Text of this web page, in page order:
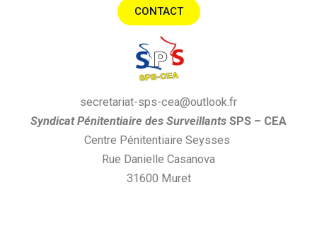
b
o
o
k
a
a
m
CONTACT
secretariat-sps-cea@outlook.fr
SyndicatPénitentiaire des Surveillants SPS – CEA
Centre Pénitentiaire Seysses
Rue Danielle Casanova
31600 Muret